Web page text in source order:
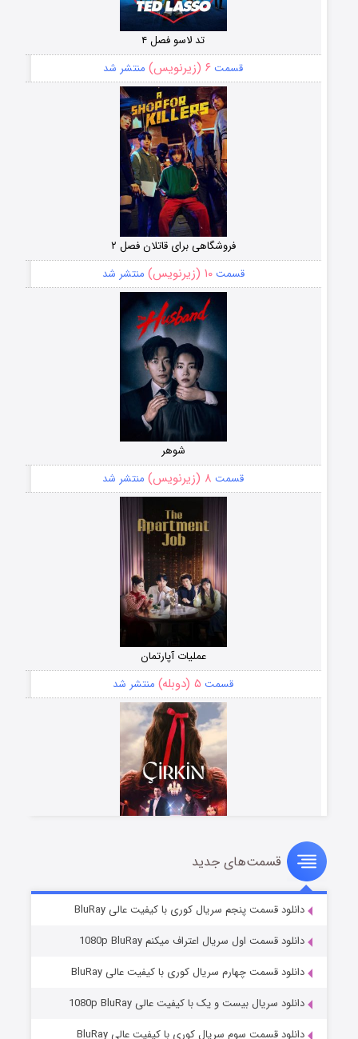
تد لاسو فصل ۴
قسمت ۶ (زیرنویس) منتشر شد
فروشگاهی برای قاتلان فصل ۲
قسمت۱۰ (زیرنویس) منتشر شد
شوهر
قسمت ۸ (زیرنویس) منتشر شد
عملیات آپارتمان
قسمت ۵ (دوبله) منتشر شد
سریال زشت
قسمت۲ (زیرنویس) منتشر شد
قسمت‌های جدید
دانلود قسمت پنجم سریال کوری با کیفیت عالی BluRay
دانلود قسمت اول سریال اعتراف میکنم 1080p BluRay
دانلود قسمت چهارم سریال کوری با کیفیت عالی BluRay
دانلود سریال بیست و یک با کیفیت عالی 1080p BluRay
دانلود قسمت سوم سریال کوری با کیفیت عالی BluRay